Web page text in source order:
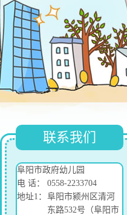
联系我们
阜阳市政府幼儿园
电 话：
0558-2233704
地址1： 阜阳市颍州区清河
东路532号（阜阳市